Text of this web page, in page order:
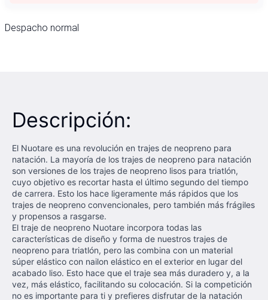
Despacho normal
Descripción:
El Nuotare es una revolución en trajes de neopreno para
natación. La mayoría de los trajes de neopreno para natación
son versiones de los trajes de neopreno lisos para triatlón,
cuyo objetivo es recortar hasta el último segundo del tiempo
de carrera. Esto los hace ligeramente más rápidos que los
trajes de neopreno convencionales, pero también más frágiles
y propensos a rasgarse.
El traje de neopreno Nuotare incorpora todas las
características de diseño y forma de nuestros trajes de
neopreno para triatlón, pero las combina con un material
súper elástico con nailon elástico en el exterior en lugar del
acabado liso. Esto hace que el traje sea más duradero y, a la
vez, más elástico, facilitando su colocación. Si la competición
no es importante para ti y prefieres disfrutar de la natación